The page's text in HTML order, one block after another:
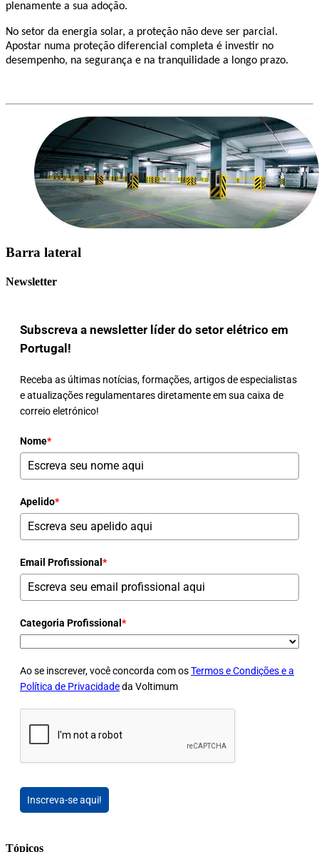
plenamente a sua adoção.
No setor da energia solar, a proteção não deve ser parcial.
Apostar numa proteção diferencial completa é investir no
desempenho, na segurança e na tranquilidade a longo prazo.
Barra lateral
Newsletter
Subscreva a newsletter líder do setor elétrico em
Portugal!
Receba as últimas notícias, formações, artigos de especialistas
e atualizações regulamentares diretamente em sua caixa de
correio eletrónico!
Nome*
Apelido*
Email Profissional *
Categoria Profissional *
Ao se inscrever, você concorda com osTermos e Condições e a
Política de Privacidadeda Voltimum
Inscreva-se aqui!
Tópicos